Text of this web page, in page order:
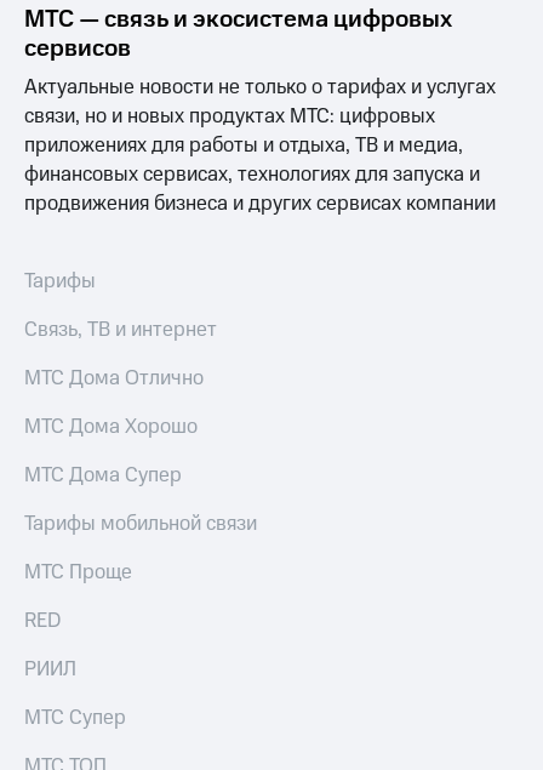
МТС — связь и экосистема цифровых
сервисов
Актуальные новости не только о тарифах и услугах
связи, но и новых продуктах МТС: цифровых
приложениях для работы и отдыха, ТВ и медиа,
финансовых сервисах, технологиях для запуска и
продвижения бизнеса и других сервисах компании
Тарифы
Связь, ТВ и интернет
МТС Дома Отлично
МТС Дома Хорошо
МТС Дома Супер
Тарифы мобильной связи
МТС Проще
RED
РИИЛ
МТС Супер